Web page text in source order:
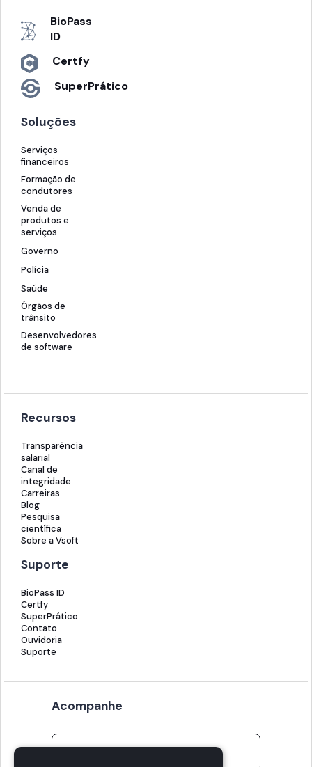
BioPass
ID
Certfy
SuperPrático
Soluções
Serviços
financeiros
Formação de
condutores
Venda de
produtos e
serviços
Governo
Polícia
Saúde
Órgãos de
trânsito
Desenvolvedores
de software
Recursos
Transparência
salarial
Canal de
integridade
Carreiras
Blog
Pesquisa
científica
Sobre a Vsoft
Suporte
BioPass ID
Certfy
SuperPrático
Contato
Ouvidoria
Suporte
Acompanhe